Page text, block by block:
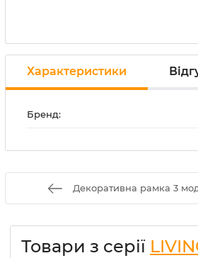
Характеристики
Бренд:
Декоративна рамка 3
Товари з серії